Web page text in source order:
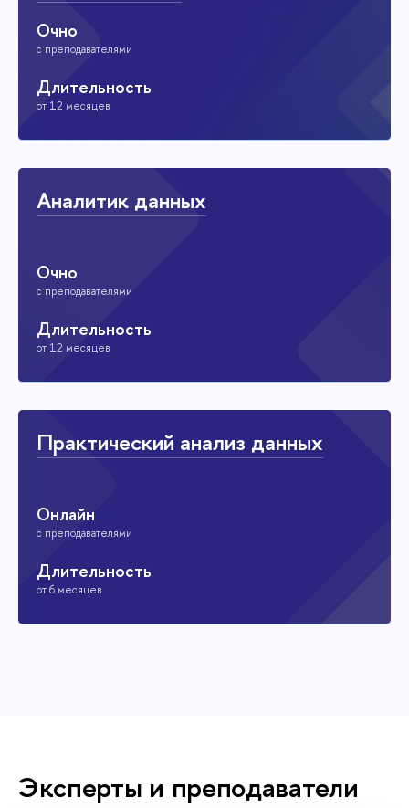
Очно
с преподавателями
Длительность
от 12 месяцев
Аналитик данных
Очно
с преподавателями
Длительность
от 12 месяцев
Практический анализ данных
Онлайн
с преподавателями
Длительность
от 6 месяцев
Эксперты и преподаватели